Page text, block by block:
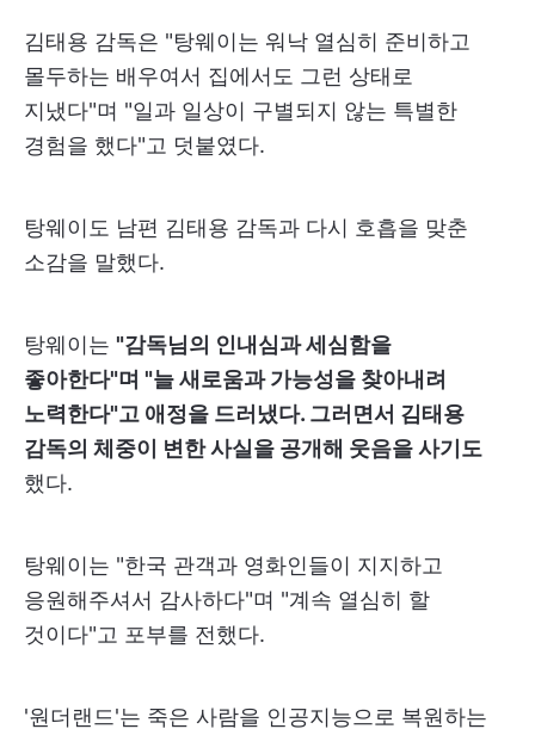
김태용 감독은 "탕웨이는 워낙 열심히 준비하고
몰두하는 배우여서 집에서도 그런 상태로
지냈다"며 "일과 일상이 구별되지 않는 특별한
경험을 했다"고 덧붙였다.
탕웨이도 남편 김태용 감독과 다시 호흡을 맞춘
소감을 말했다.
탕웨이는 "감독님의 인내심과 세심함을
좋아한다"며 "늘 새로움과 가능성을 찾아내려
노력한다"고 애정을 드러냈다. 그러면서 김태용
감독의 체중이 변한 사실을 공개해 웃음을 사기도
했다.
탕웨이는 "한국 관객과 영화인들이 지지하고
응원해주셔서 감사하다"며 "계속 열심히 할
것이다"고 포부를 전했다.
'원더랜드'는 죽은 사람을 인공지능으로 복원하는